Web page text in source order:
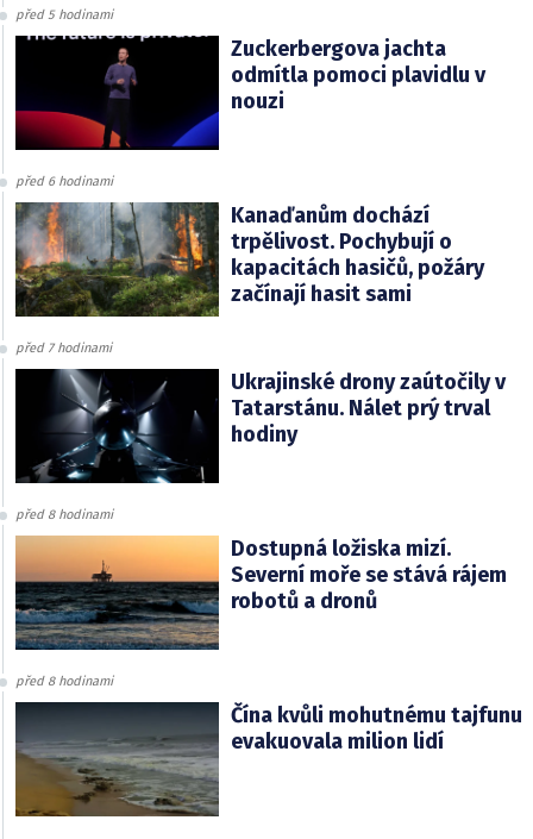
před 5 hodinami
Zuckerbergova jachta
odmítla pomoci plavidlu v
nouzi
před 6 hodinami
Kanaďanům dochází
trpělivost. Pochybují o
kapacitách hasičů, požáry
začínají hasit sami
před 7 hodinami
Ukrajinské drony zaútočily v
Tatarstánu. Nálet prý trval
hodiny
před 8 hodinami
Dostupná ložiska mizí.
Severní moře se stává rájem
robotů a dronů
před 8 hodinami
Čína kvůli mohutnému tajfunu
evakuovala milion lidí